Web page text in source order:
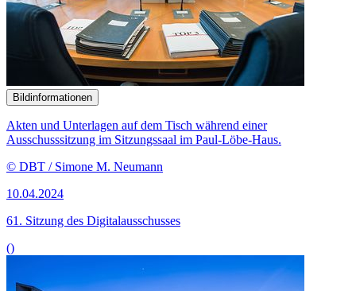
Bildinformationen
Akten und Unterlagen auf dem Tisch während einer
Ausschusssitzung im Sitzungssaal im Paul-Löbe-Haus.
© DBT / Simone M. Neumann
10.04.2024
61. Sitzung des Digitalausschusses
()